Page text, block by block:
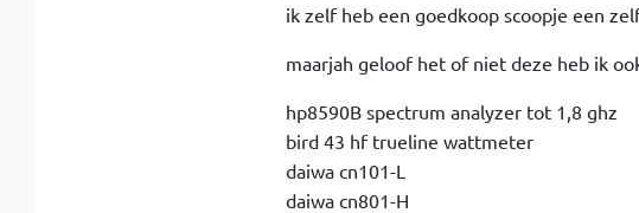
ik zelf heb een goedkoop scoopje een
maarjah geloof het of niet deze heb ik
hp8590B spectrum analyzer tot 1,8 ghz
bird 43 hf trueline wattmeter
daiwa cn101-L
daiwa cn801-H